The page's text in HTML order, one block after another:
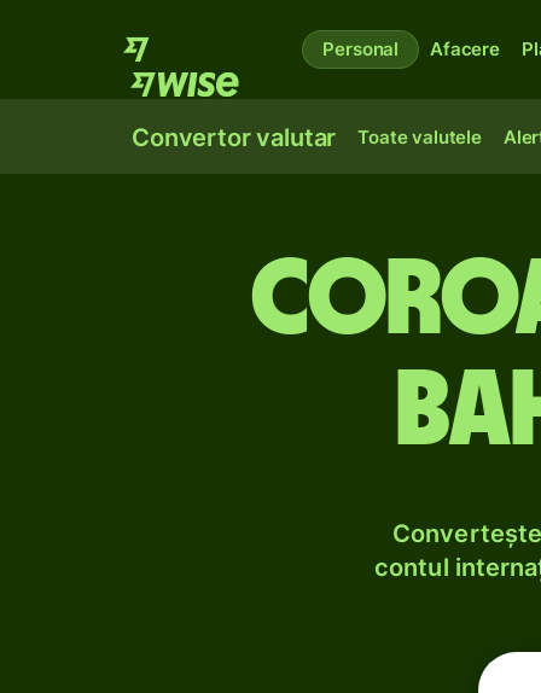
Personal Afacere
Convertor valutar Toate valutele
contul